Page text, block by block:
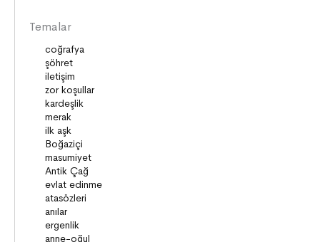
MİLLİ KÜLTÜR
DUYGULAR
HAYAL GÜCÜ
MİLLİ KÜLTÜRÜMÜZ
DAVRANIŞLAR
SAĞLIK ve SPOR
YETENEKLER
BİREY ve TOPLUM
ANLAM ARAYIŞI
PSİKOLOJİ
SAĞLIK ve ÇEVRE
OYUNLAR
Temalar